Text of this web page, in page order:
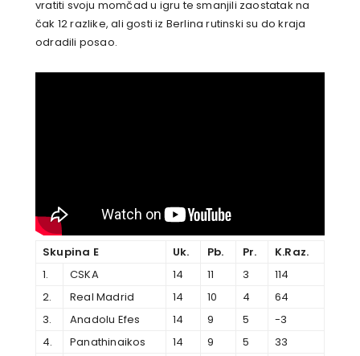
vratiti svoju momčad u igru te smanjili zaostatak na
čak 12 razlike, ali gosti iz Berlina rutinski su do kraja
odradili posao.
Skupina E Uk. Pb. Pr.
K.Raz.
1.
CSKA 14 11 3
114
2.
Real Madrid 14 10 4
64
3.
Anadolu Efes 14 9 5
-3
4.
Panathinaikos 14 9 5
33